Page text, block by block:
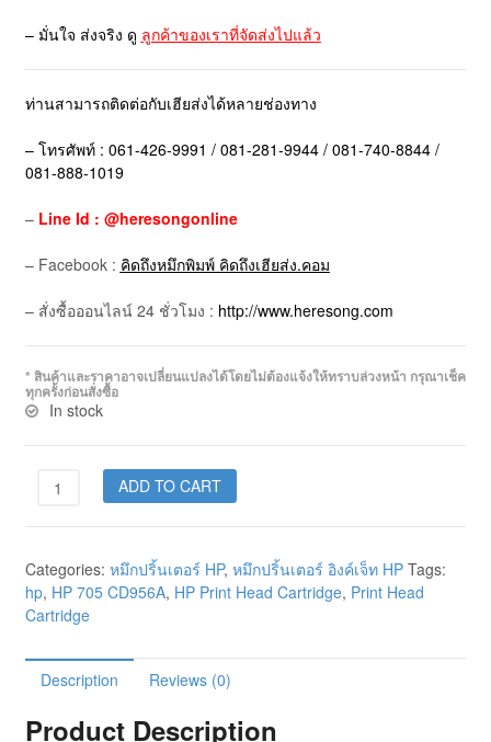
– มั่นใจ ส่งจริง ดู ลูกค้าของเราที่จัดส่งไปแล้ว
ท่านสามารถติดต่อกับเฮียส่งได้หลายช่องทาง
– โทรศัพท์ : 061-426-9991 / 081-281-9944 / 081-740-8844 /
081-888-1019
– Line Id : @heresongonline
– Facebook : คิดถึงหมึกพิมพ์ คิดถึงเฮียส่ง.คอม
– สั่งซื้อออนไลน์ 24 ชั่วโมง : http://www.heresong.com
* สินค้าและราคาอาจเปลี่ยนแปลงได้โดยไม่ต้องแจ้งให้ทราบล่วงหน้า กรุณาเช็ค
ทุกครั้งก่อนสั่งซื้อ
In stock
ADD TO CART
Categories: หมึกปริ้นเตอร์ HP, หมึกปริ้นเตอร์ อิงค์เจ็ท HP Tags:
hp, HP 705 CD956A, HP Print Head Cartridge, Print Head
Cartridge
Description Reviews (0)
Product Description